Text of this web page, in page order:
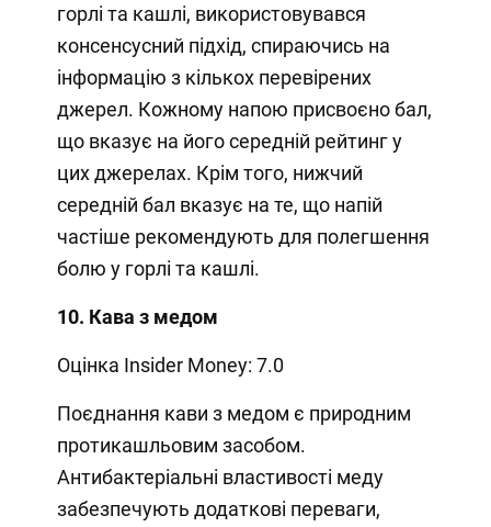
горлі та кашлі, використовувався
консенсусний підхід, спираючись на
інформацію з кількох перевірених
джерел. Кожному напою присвоєно бал,
що вказує на його середній рейтинг у
цих джерелах. Крім того, нижчий
середній бал вказує на те, що напій
частіше рекомендують для полегшення
болю у горлі та кашлі.
10. Кава з медом
Оцінка Insider Money: 7.0
Поєднання кави з медом є природним
протикашльовим засобом.
Антибактеріальні властивості меду
забезпечують додаткові переваги,